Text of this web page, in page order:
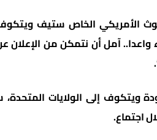
الأمريكي الخاص ستيف
واعدا.. آمل أن نتمكن من
ويتكوف إلى الولايات
اجتماع.